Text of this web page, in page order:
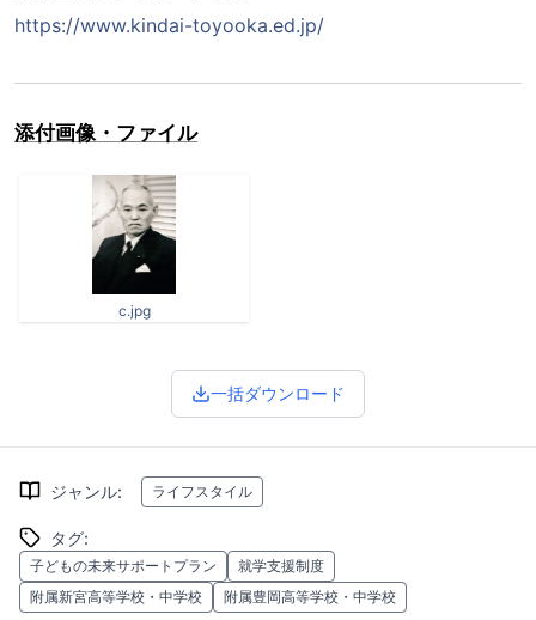
https://www.kindai-toyooka.ed.jp/
添付画像・ファイル
c.jpg
一括ダウンロード
ジャンル: ライフスタイル
タグ:
子どもの未来サポートプラン
就学支援制度
附属新宮高等学校・中学校
附属豊岡高等学校・中学校